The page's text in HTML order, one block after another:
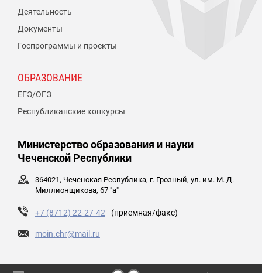
Деятельность
Документы
Госпрограммы и проекты
ОБРАЗОВАНИЕ
ЕГЭ/ОГЭ
Республиканские конкурсы
Министерство образования и науки
Чеченской Республики
364021, Чеченская Республика, г. Грозный, ул. им. М. Д.
Миллионщикова, 67 "а"
+7 (8712) 22-27-42 (приемная/факс)
moin.chr@mail.ru